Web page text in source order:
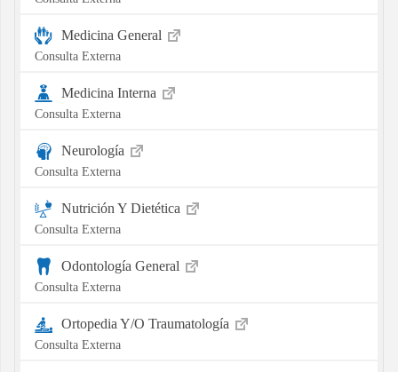
Medicina General
Consulta Externa
Medicina Interna
Consulta Externa
Neurología
Consulta Externa
Nutrición Y Dietética
Consulta Externa
Odontología General
Consulta Externa
Ortopedia Y/O Traumatología
Consulta Externa